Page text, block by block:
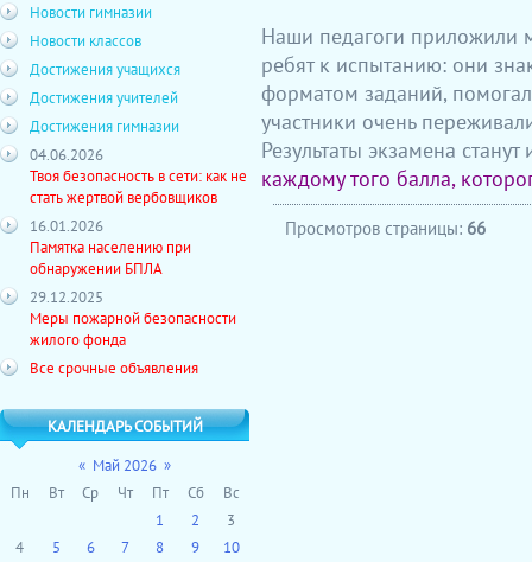
Новости гимназии
Новости классов
Достижения учащихся
Достижения учителей
Достижения гимназии
04.06.2026
Твоя безопасность в сети: как не
стать жертвой вербовщиков
16.01.2026
Памятка населению при
обнаружении БПЛА
29.12.2025
Меры пожарной безопасности
жилого фонда
Все срочные объявления
КАЛЕНДАРЬ СОБЫТИЙ
« Май 2026 »
Пн
Вт Ср Чт Пт Сб
Вс
1
2
3
4
5 6 7 8 9
10
Наши педагоги приложили
ребят к испытанию: они
форматом заданий,
участники очень
Результаты экзамена
каждому того балла,
Просмотров страницы: 66